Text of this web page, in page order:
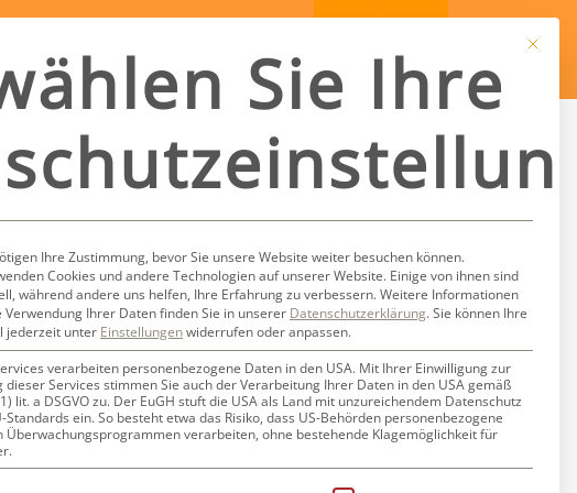
Hokusai
Mit
Sie Ihre
Ihre Zustimmung, bevor Sie unsere Website weiter besuchen können.
Cookies und andere Technologien auf unserer Website. Einige von ihnen sind
während andere uns helfen, Ihre Erfahrung zu verbessern.Weitere Informationen
Verwendung Ihrer Daten finden Sie in unserer Datenschutzerklärung.Sie können Ihre
jederzeit unter Einstellungenwiderrufen oder anpassen.
verarbeiten personenbezogene Daten in den USA. Mit Ihrer Einwilligung zur
dieser Services stimmen Sie auch der Verarbeitung Ihrer Daten in den USA gemäß
lit. a DSGVO zu. Der EuGH stuft die USA als Land mit unzureichendem Datenschutz
Standards ein. So besteht etwa das Risiko, dass US-Behörden personenbezogene
Überwachungsprogrammen verarbeiten, ohne bestehende Klagemöglichkeit für